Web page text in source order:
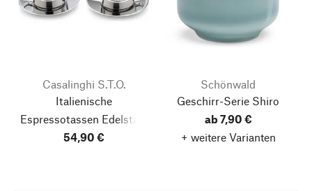
Casalinghi S.T.O.
Italienische
Espressotassen Edelstahl
(2 Stück)(Set, 4-teilig)
54,90 €
Schönwald
Geschirr-Serie Shiro
ab 7,90 €
+ weitere Varianten